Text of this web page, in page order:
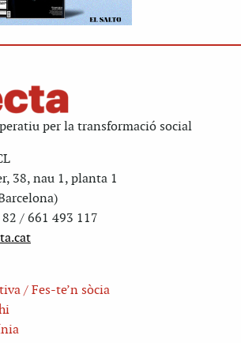
per la transformació social
38, nau 1, planta 1
/ 661 493 117
/ Fes-te’n sòcia